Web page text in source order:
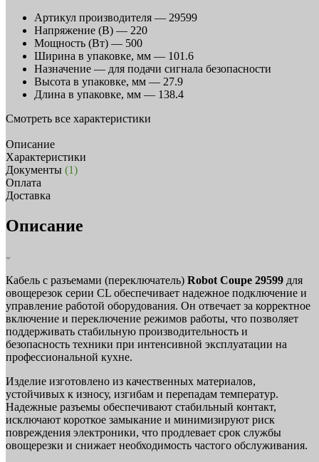
Артикул производителя — 29599
Напряжение (В) — 220
Мощность (Вт) — 500
Ширина в упаковке, мм — 101.6
Назначение — для подачи сигнала безопасности
Высота в упаковке, мм — 27.9
Длина в упаковке, мм — 138.4
Смотреть все характеристики
Описание
Характеристики
Документы (1)
Оплата
Доставка
Описание
Кабель с разъемами (переключатель) Robot Coupe 29599 для
овощерезок серии CL обеспечивает надежное подключение и
управление работой оборудования. Он отвечает за корректное
включение и переключение режимов работы, что позволяет
поддерживать стабильную производительность и
безопасность техники при интенсивной эксплуатации на
профессиональной кухне.
Изделие изготовлено из качественных материалов,
устойчивых к износу, изгибам и перепадам температур.
Надежные разъемы обеспечивают стабильный контакт,
исключают короткое замыкание и минимизируют риск
повреждения электроники, что продлевает срок службы
овощерезки и снижает необходимость частого обслуживания.